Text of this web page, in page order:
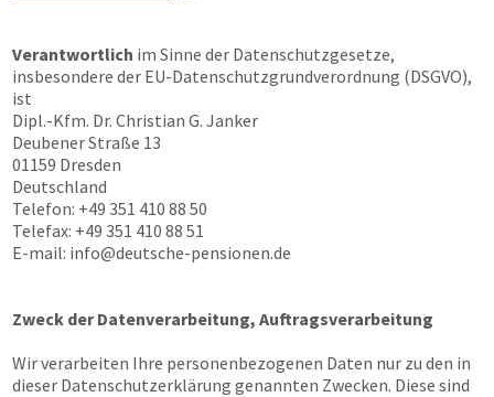
Verantwortlich im Sinne der Datenschutzgesetze,
insbesondere der EU-Datenschutzgrundverordnung (DSGVO),
ist
Dipl.-Kfm. Dr. Christian G. Janker
Deubener Straße 13
01159 Dresden
Deutschland
Telefon: +49 351 410 88 50
Telefax: +49 351 410 88 51
E-mail: info@deutsche-pensionen.de
Zweck der Datenverarbeitung, Auftragsverarbeitung
Wir verarbeiten Ihre personenbezogenen Daten nur zu den in
dieser Datenschutzerklärung genannten Zwecken. Diese sind